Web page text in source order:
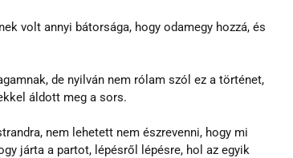
de nyilván nem rólam szól ez a történet,
áldott meg a sors.
nem lehetett nem észrevenni, hogy mi
járta a partot, lépésről lépésre, hol az egyik